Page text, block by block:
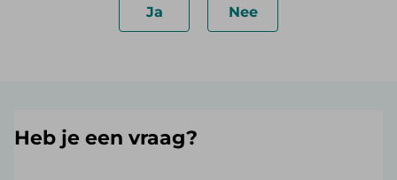
Ja Nee
Heb je een vraag?